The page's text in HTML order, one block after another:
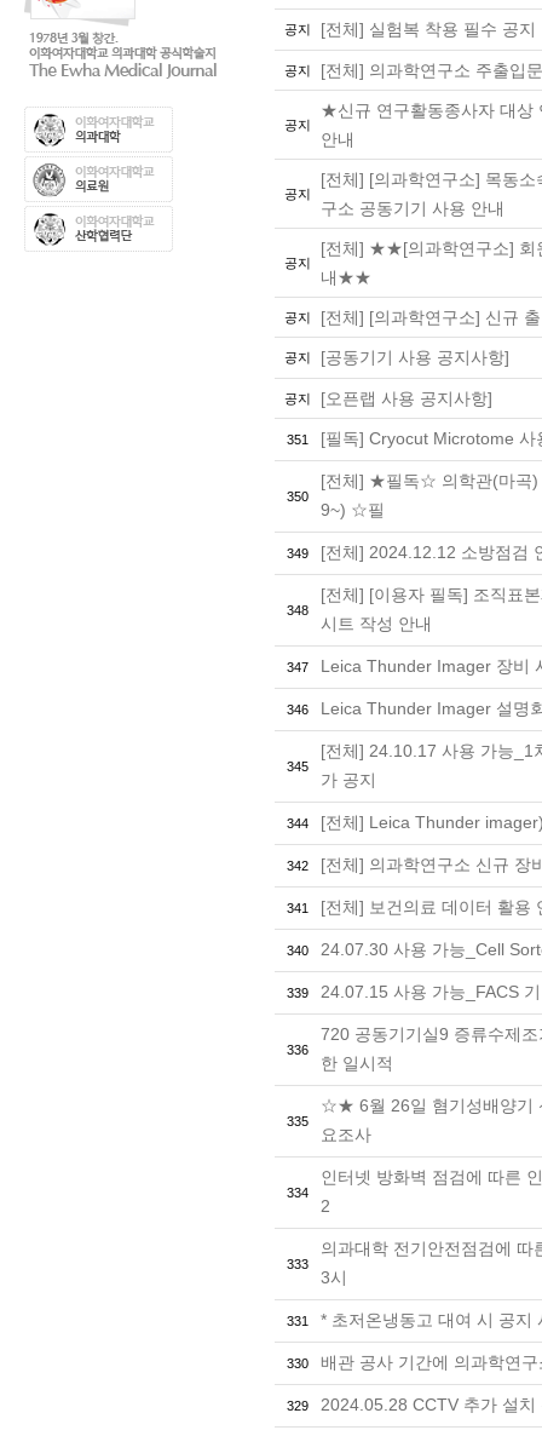
공지 [전체] 실험복 착용 필수 공지
공지 [전체] 의과학연구소 주출입
공지
★신규 연구활동종사자 대상
안내
공지
[전체] [의과학연구소] 목동
구소 공동기기 사용 안내
공지
[전체] ★★[의과학연구소] 회
내★★
공지 [전체] [의과학연구소] 신규
공지 [공동기기 사용 공지사항]
공지 [오픈랩 사용 공지사항]
351 [필독] Cryocut Microtome
350
[전체] ★필독☆ 의학관(마곡)
9~) ☆필
349 [전체] 2024.12.12 소방점검
348
[전체] [이용자 필독] 조직표
시트 작성 안내
347 Leica Thunder Imager 장비
346 Leica Thunder Imager 설명
345
[전체] 24.10.17 사용 가능_1
가 공지
344 [전체] Leica Thunder
342 [전체] 의과학연구소 신규 장
341 [전체] 보건의료 데이터 활용
340 24.07.30 사용 가능_Cell
339 24.07.15 사용 가능_FACS
336
720 공동기기실9 증류수제
한 일시적
335
☆★ 6월 26일 혐기성배양기
요조사
334
인터넷 방화벽 점검에 따른
2
333
의과대학 전기안전점검에
3시
331 * 초저온냉동고 대여 시 공지
330 배관 공사 기간에 의과학연
329 2024.05.28 CCTV 추가 설치